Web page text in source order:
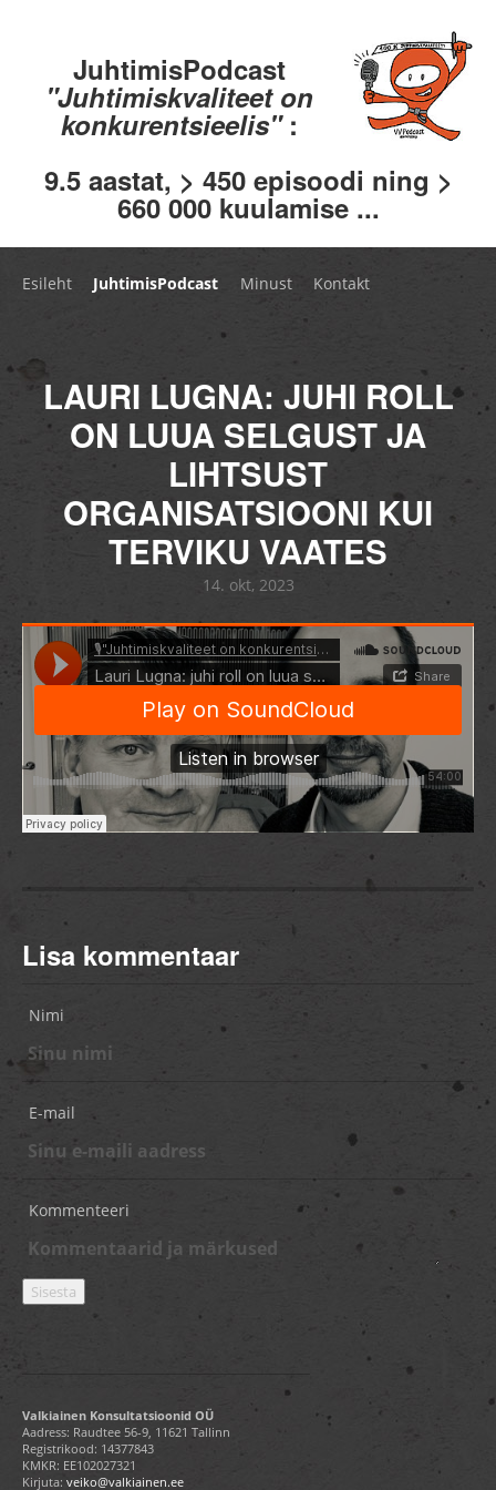
JuhtimisPodcast
"Juhtimiskvaliteet on
konkurentsieelis" :
9.5 aastat, > 450 episoodi ning >
660 000 kuulamise ...
Esileht JuhtimisPodcast Minust Kontakt
LAURI LUGNA: JUHI ROLL
ON LUUA SELGUST JA
LIHTSUST
ORGANISATSIOONI KUI
TERVIKU VAATES
14. okt, 2023
Lisa kommentaar
Nimi
E-mail
Kommenteeri
Valkiainen Konsultatsioonid OÜ
Aadress: Raudtee 56-9, 11621 Tallinn
Registrikood: 14377843
KMKR: EE102027321
Kirjuta: veiko@valkiainen.ee